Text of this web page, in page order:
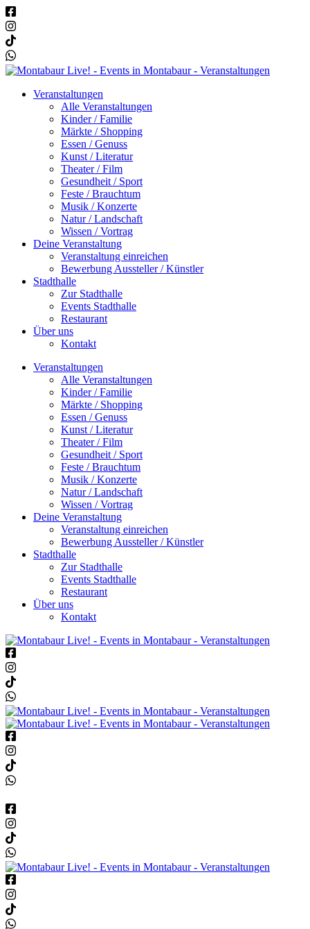
Veranstaltungen
Alle Veranstaltungen
Kinder / Familie
Märkte / Shopping
Essen / Genuss
Kunst / Literatur
Theater / Film
Gesundheit / Sport
Feste / Brauchtum
Musik / Konzerte
Natur / Landschaft
Wissen / Vortrag
Deine Veranstaltung
Veranstaltung einreichen
Bewerbung Aussteller / Künstler
Stadthalle
Zur Stadthalle
Events Stadthalle
Restaurant
Über uns
Kontakt
Veranstaltungen
Alle Veranstaltungen
Kinder / Familie
Märkte / Shopping
Essen / Genuss
Kunst / Literatur
Theater / Film
Gesundheit / Sport
Feste / Brauchtum
Musik / Konzerte
Natur / Landschaft
Wissen / Vortrag
Deine Veranstaltung
Veranstaltung einreichen
Bewerbung Aussteller / Künstler
Stadthalle
Zur Stadthalle
Events Stadthalle
Restaurant
Über uns
Kontakt